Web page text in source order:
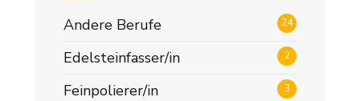
Andere Berufe 24
Edelsteinfasser/in 2
Feinpolierer/in 3